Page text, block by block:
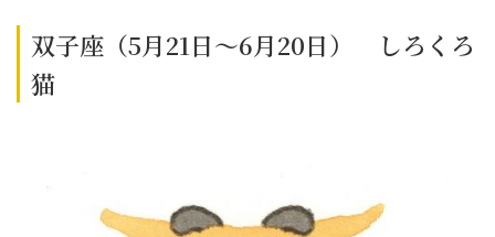
双子座（5月21日～6月20日） しろくろ
猫